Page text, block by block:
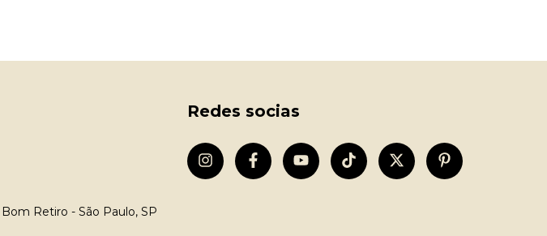
Retiro - São Paulo, SP
Redes socias